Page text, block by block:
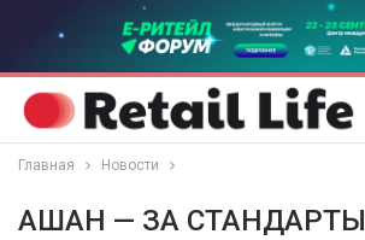
Главная Новости
АШАН — ЗА СТАНДАРТЫ